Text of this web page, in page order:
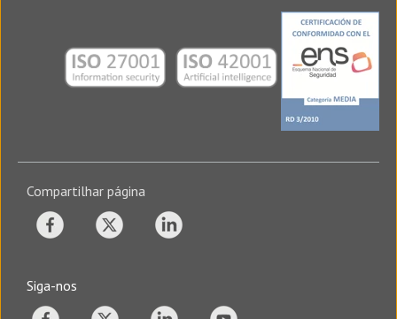
Compartilhar página
Siga-nos